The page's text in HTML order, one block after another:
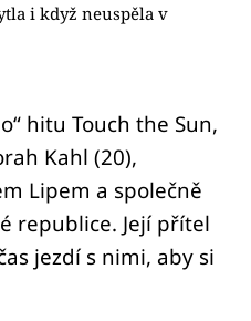
i když neuspěla v
hitu Touch the Sun,
Kahl (20),
Lipem a společně
republice. Její přítel
jezdí s nimi, aby si